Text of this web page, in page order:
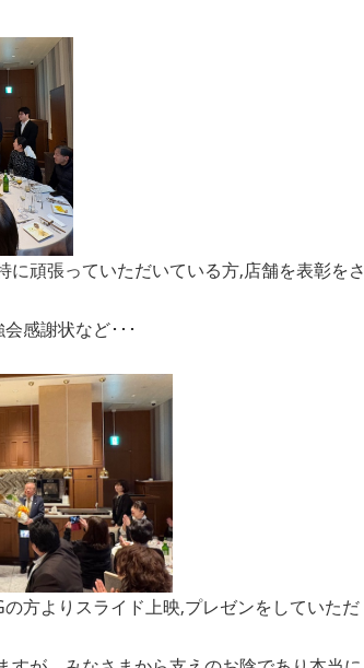
頑張っていただいている方,店舗を表彰をさ
感謝状など･･･
方よりスライド上映,プレゼンをしていただ